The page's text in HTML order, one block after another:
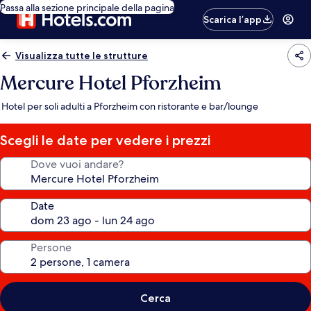
Passa alla sezione principale della pagina
Scarica l’app
Visualizza tutte le strutture
Mercure Hotel Pforzheim
Hotel per soli adulti a Pforzheim con ristorante e bar/lounge
Scegli le date per vedere i prezzi
Dove vuoi andare?
Date
Persone
Cerca